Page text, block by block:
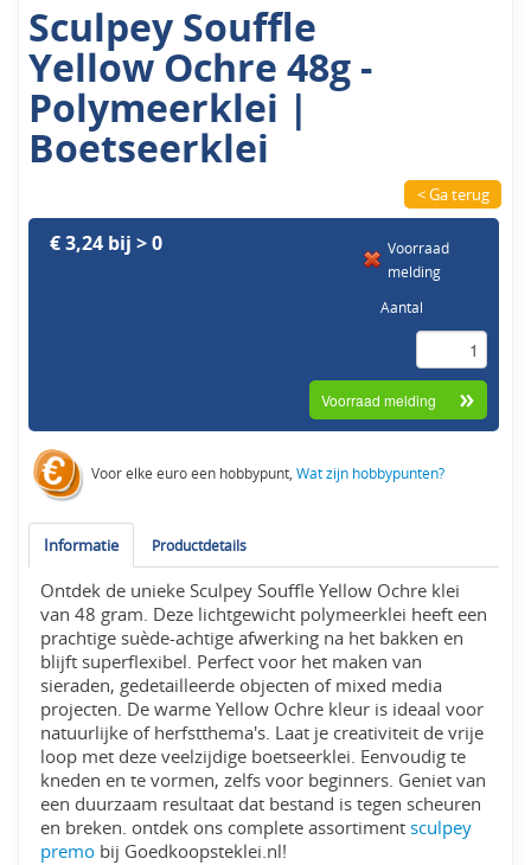
Sculpey Souffle
Yellow Ochre 48g -
Polymeerklei |
Boetseerklei
< Ga terug
€ 3,24 bij > 0
Voorraad
melding
Aantal
Voor elke euro een hobbypunt,Wat zijn hobbypunten?
Informatie Productdetails
Ontdek de unieke Sculpey Souffle Yellow Ochre klei
van 48 gram. Deze lichtgewicht polymeerklei heeft een
prachtige suède-achtige afwerking na het bakken en
blijft superflexibel. Perfect voor het maken van
sieraden, gedetailleerde objecten of mixed media
projecten. De warme Yellow Ochre kleur is ideaal voor
natuurlijke of herfstthema's. Laat je creativiteit de vrije
loop met deze veelzijdige boetseerklei. Eenvoudig te
kneden en te vormen, zelfs voor beginners. Geniet van
een duurzaam resultaat dat bestand is tegen scheuren
en breken. ontdek ons complete assortimentsculpey
premo bij Goedkoopsteklei.nl!